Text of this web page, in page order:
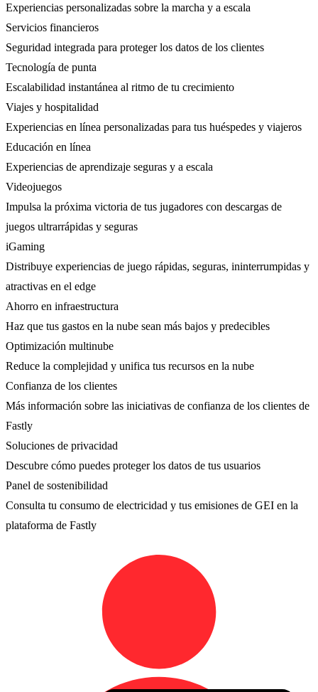
Experiencias personalizadas sobre la marcha y a escala
Servicios financieros
Seguridad integrada para proteger los datos de los clientes
Tecnología de punta
Escalabilidad instantánea al ritmo de tu crecimiento
Viajes y hospitalidad
Experiencias en línea personalizadas para tus huéspedes y viajeros
Educación en línea
Experiencias de aprendizaje seguras y a escala
Videojuegos
Impulsa la próxima victoria de tus jugadores con descargas de
juegos ultrarrápidas y seguras
iGaming
Distribuye experiencias de juego rápidas, seguras, ininterrumpidas y
atractivas en el edge
Ahorro en infraestructura
Haz que tus gastos en la nube sean más bajos y predecibles
Optimización multinube
Reduce la complejidad y unifica tus recursos en la nube
Confianza de los clientes
Más información sobre las iniciativas de confianza de los clientes de
Fastly
Soluciones de privacidad
Descubre cómo puedes proteger los datos de tus usuarios
Panel de sostenibilidad
Consulta tu consumo de electricidad y tus emisiones de GEI en la
plataforma de Fastly